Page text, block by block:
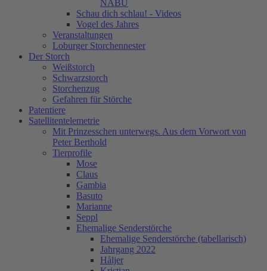
NABU
Schau dich schlau! - Videos
Vogel des Jahres
Veranstaltungen
Loburger Storchennester
Der Storch
Weißstorch
Schwarzstorch
Storchenzug
Gefahren für Störche
Patentiere
Satellitentelemetrie
Mit Prinzesschen unterwegs. Aus dem Vorwort von
Peter Berthold
Tierprofile
Mose
Claus
Gambia
Basuto
Marianne
Seppl
Ehemalige Senderstörche
Ehemalige Senderstörche (tabellarisch)
Jahrgang 2022
Håljer